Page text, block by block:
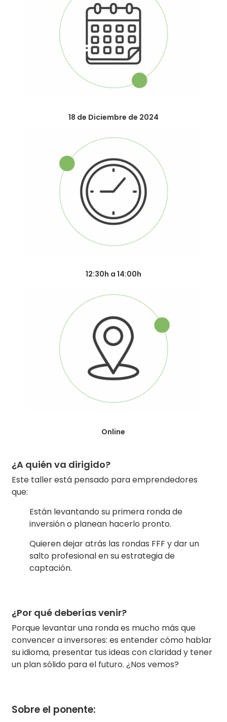
18 de Diciembre de 2024
12:30h a 14:00h
Online
¿A quién va dirigido?
Este taller está pensado para emprendedores
que:
Están levantando su primera ronda de
inversión o planean hacerlo pronto.
Quieren dejar atrás las rondas FFF y dar un
salto profesional en su estrategia de
captación.
¿Por qué deberías venir?
Porque levantar una ronda es mucho más que
convencer a inversores: es entender cómo hablar
su idioma, presentar tus ideas con claridad y tener
un plan sólido para el futuro. ¿Nos vemos?
Sobre el ponente: